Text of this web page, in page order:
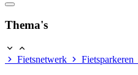
Thema's
Fietsnetwerk Fietsparkeren